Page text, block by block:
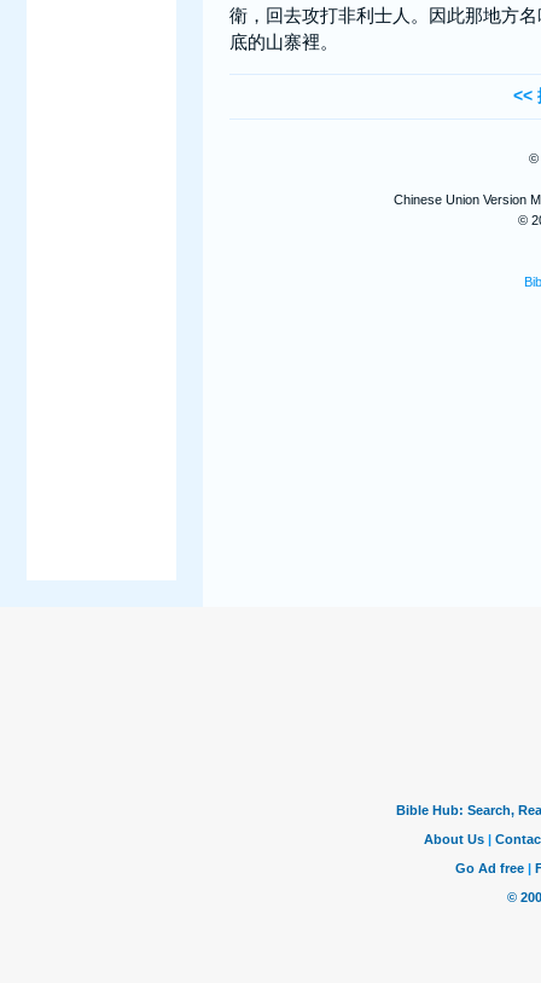
衛 ，回去攻打非利士人。因此那地方
底的山寨裡。
<<
©
Chinese Union Version
©